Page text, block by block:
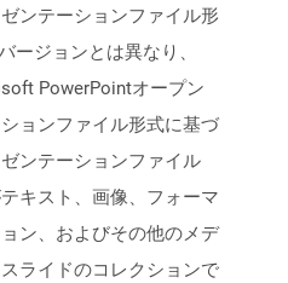
ンテーションファイル形
ージョンとは異なり、
PowerPointオープン
ョンファイル形式に基づ
ンテーションファイル
キスト、画像、フォーマ
ン、およびその他のメデ
ライドのコレクションで